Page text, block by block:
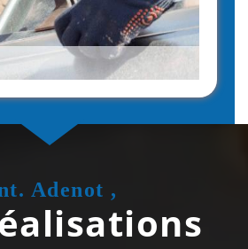
Adenot ,